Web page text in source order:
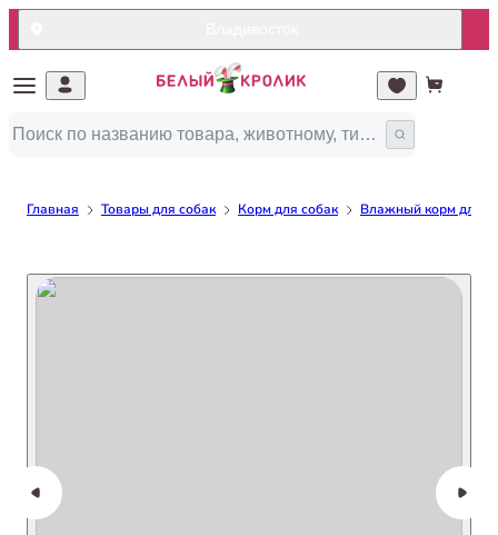
Главная Товары для собак Корм для собак Влажный корм для